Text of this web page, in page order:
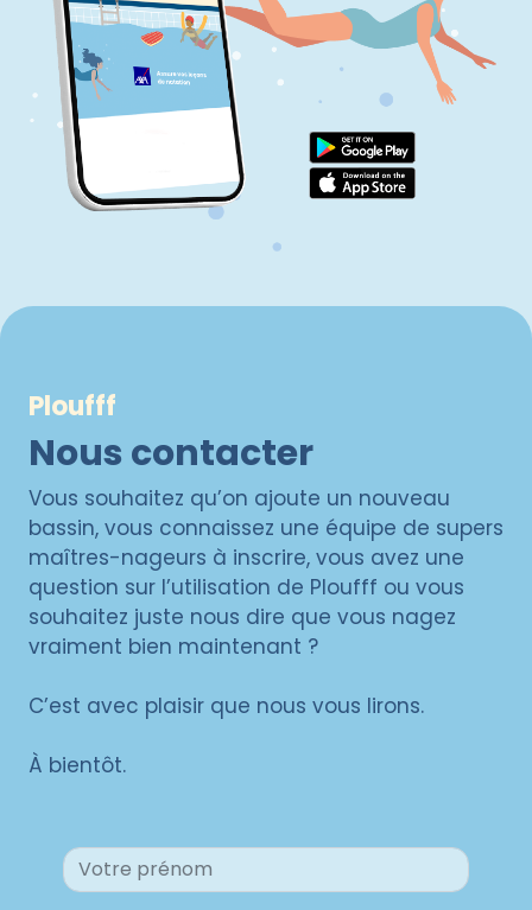
Ploufff
Nous contacter
Vous souhaitez qu’on ajoute un nouveau
bassin, vous connaissez une équipe de supers
maîtres-nageurs à inscrire, vous avez une
question sur l’utilisation de Ploufff ou vous
souhaitez juste nous dire que vous nagez
vraiment bien maintenant ?
C’est avec plaisir que nous vous lirons.
À bientôt.